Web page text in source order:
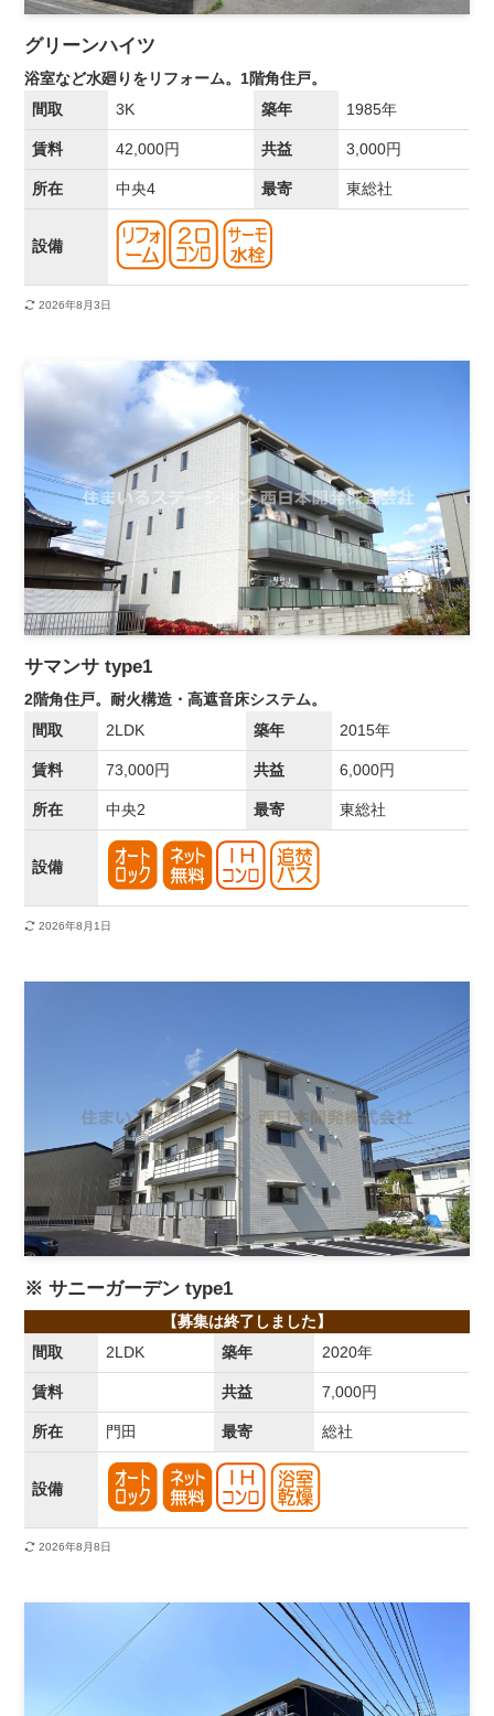
グリーンハイツ
浴室など水廻りをリフォーム。1階角住戸。
間取
3K 築年 1985年
賃料 42,000円 共益 3,000円
所在 中央4 最寄 東総社
設備
2026年8月3日
サマンサ type1
2階角住戸。耐火構造・高遮音床システム。
間取
2LDK 築年 2015年
賃料 73,000円 共益 6,000円
所在 中央2 最寄 東総社
設備
2026年8月1日
※ サニーガーデン type1
【募集は終了しました】
間取
2LDK 築年 2020年
賃料 共益 7,000円
所在 門田 最寄 総社
設備
2026年8月8日